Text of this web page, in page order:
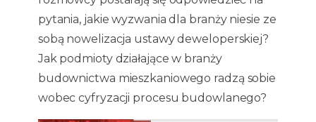
pytania, jakie wyzwania dla branży niesie ze
sobą nowelizacja ustawy deweloperskiej?
Jak podmioty działające w branży
budownictwa mieszkaniowego radzą sobie
wobec cyfryzacji procesu budowlanego?